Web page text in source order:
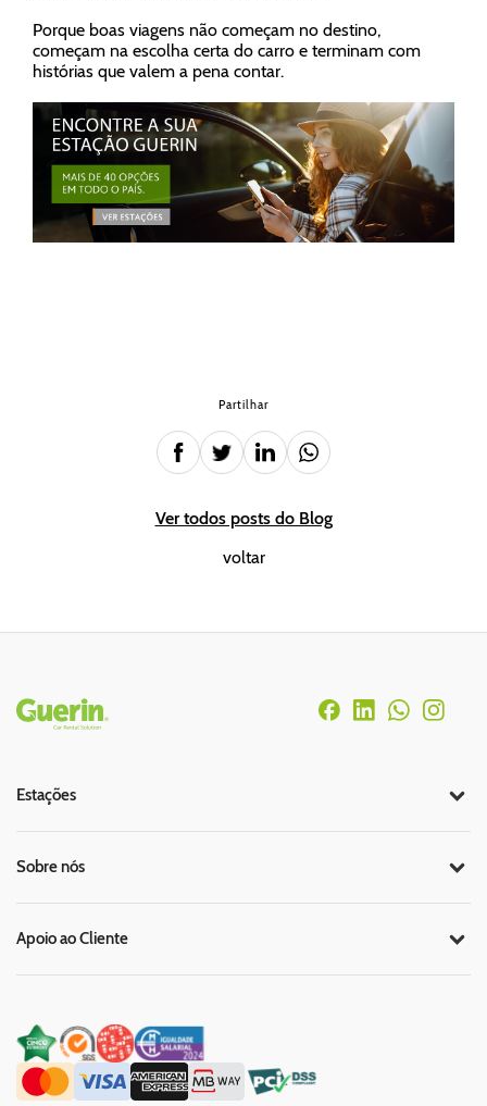
Porque boas viagens não começam no destino,
começam na escolha certa do carro e terminam com
histórias que valem a pena contar.
Partilhar
Ver todos posts do Blog
voltar
Rodapé
Estações
Sobre nós
Apoio ao Cliente